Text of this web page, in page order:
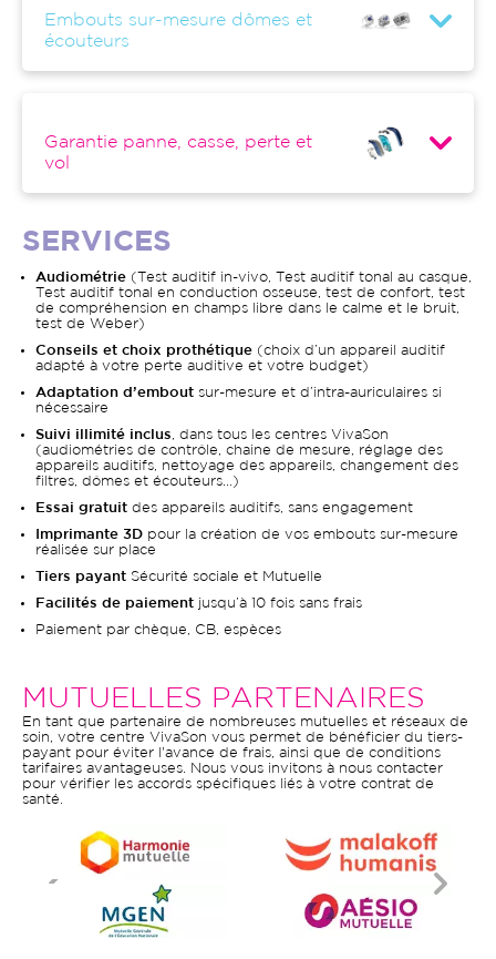
Embouts sur-mesure dômes et
écouteurs
Garantie panne, casse, perte et
vol
SERVICES
Audiométrie (Test auditif in-vivo, Test auditif tonal au casque,
Test auditif tonal en conduction osseuse, test de confort, test
de compréhension en champs libre dans le calme et le bruit,
test de Weber)
Conseils et choix prothétique (choix d’un appareil auditif
adapté à votre perte auditive et votre budget)
Adaptation d’embout sur-mesure et d’intra-auriculaires si
nécessaire
Suivi illimité inclus , dans tous les centres VivaSon
(audiométries de contrôle, chaine de mesure, réglage des
appareils auditifs, nettoyage des appareils, changement des
filtres, dômes et écouteurs…)
Essai gratuit des appareils auditifs, sans engagement
Imprimante 3D pour la création de vos embouts sur-mesure
réalisée sur place
Tiers payant Sécurité sociale et Mutuelle
Facilités de paiement jusqu’à 10 fois sans frais
Paiement par chèque, CB, espèces
MUTUELLES PARTENAIRES
En tant que partenaire de nombreuses mutuelles et réseaux de
soin, votre centre VivaSon vous permet de bénéficier du tiers-
payant pour éviter l'avance de frais, ainsi que de conditions
tarifaires avantageuses. Nous vous invitons à nous contacter
pour vérifier les accords spécifiques liés à votre contrat de
santé.